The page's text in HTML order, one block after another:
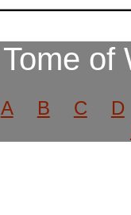
Tome of
A B C D